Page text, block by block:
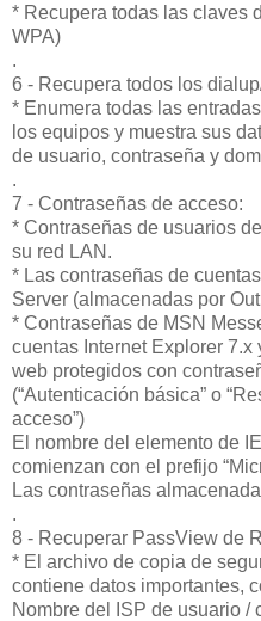
* Recupera todas las claves
WPA)
.
6 - Recupera todos los
* Enumera todas las
los equipos y muestra sus
de usuario, contraseña y
.
7 - Contraseñas de acceso:
* Contraseñas de usuarios
su red LAN.
* Las contraseñas de
Server (almacenadas por
* Contraseñas de MSN
cuentas Internet Explorer
web protegidos con
(“Autenticación básica” o
acceso”)
El nombre del elemento de
comienzan con el prefijo
Las contraseñas
.
8 - Recuperar PassView de
* El archivo de copia de
contiene datos importantes,
Nombre del ISP de usuario /